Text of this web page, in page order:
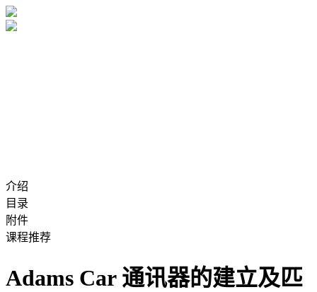
介绍
目录
附件
课程推荐
Adams Car 通讯器的建立及匹